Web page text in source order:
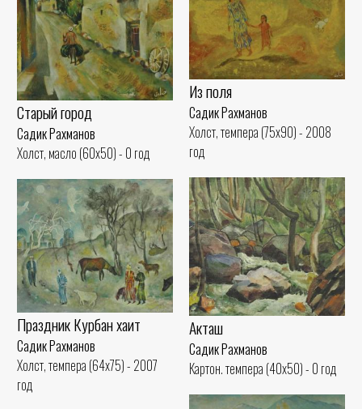
Старый город
Садик Рахманов
Холст, масло (60x50) - 0 год
Из поля
Садик Рахманов
Холст, темпера (75x90) - 2008
год
Акташ
Садик Рахманов
Картон. темпера (40x50) - 0 год
Праздник Курбан хаит
Садик Рахманов
Холст, темпера (64x75) - 2007
год